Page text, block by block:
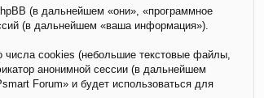
(в дальнейшем «они», «программное
(в дальнейшем «ваша информация»).
cookies (небольшие текстовые файлы,
анонимной сессии (в дальнейшем
Forum» и будет использоваться для